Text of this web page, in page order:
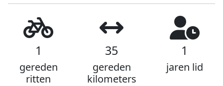
1
gereden
ritten
35
gereden
kilometers
1
jaren lid